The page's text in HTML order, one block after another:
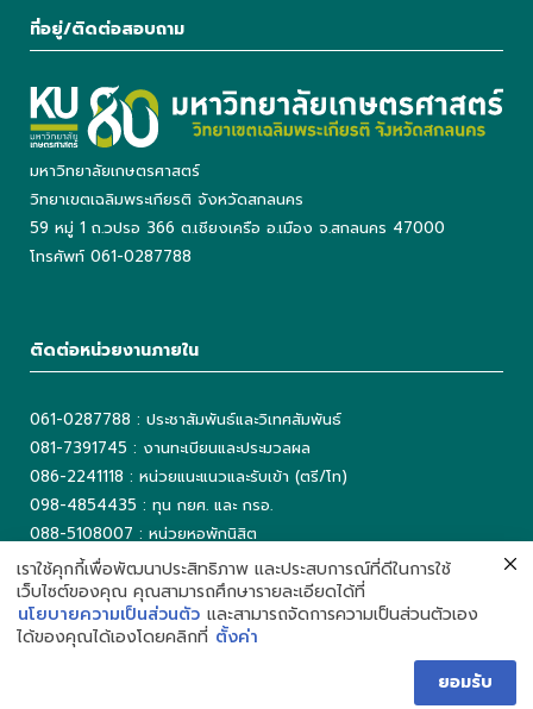
ที่อยู่/ติดต่อสอบถาม
มหาวิทยาลัยเกษตรศาสตร์
วิทยาเขตเฉลิมพระเกียรติ จังหวัดสกลนคร
59 หมู่ 1 ถ.วปรอ 366 ต.เชียงเครือ อ.เมือง จ.สกลนคร 47000
โทรศัพท์ 061-0287788
ติดต่อหน่วยงานภายใน
061-0287788 : ประชาสัมพันธ์และวิเทศสัมพันธ์
081-7391745 : งานทะเบียนและประมวลผล
086-2241118 : หน่วยแนะแนวและรับเข้า (ตรี/โท)
098-4854435 : ทุน กยศ. และ กรอ.
088-5108007 : หน่วยหอพักนิสิต
042-725042 ต่อ 5503 : งานเทคโนโลยีสารสนเทศ
042-725093 : ห้องสมุด
เราใช้คุกกี้เพื่อพัฒนาประสิทธิภาพ และประสบการณ์ที่ดีในการใช้
เว็บไซต์ของคุณ คุณสามารถศึกษารายละเอียดได้ที่
นโยบายความเป็นส่วนตัว และสามารถจัดการความเป็นส่วนตัวเอง
ได้ของคุณได้เองโดยคลิกที่ ตั้งค่า
ยอมรับ